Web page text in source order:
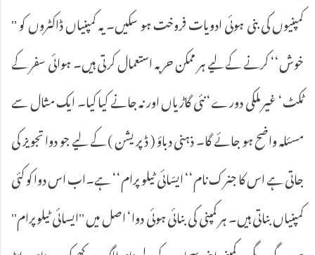
کمپنیوں کی بنی ہوئی ادویات فروخت ہو سکیں۔ یہ کمپنیاں ڈاکٹروں کو ''
خوش‘‘ کرنے کے لیے ہر ممکن حربہ استعمال کرتی ہیں۔ ہوائی سفر کے
ٹکٹ‘ غیر ملکی دورے‘ نئی گاڑیاں اور نہ جانے کیا کیا۔ ایک مثال سے
مسئلہ واضح ہو جائے گا۔ ذہنی دباؤ ( ڈپریشن ) کے لیے جو دوا تجویز کی
جاتی ہے اس کا جنرک نام‘‘ ایسّائی ٹیلو پرام‘‘ ہے۔اب اس دوا کو کئی
کمپنیاں بناتی ہیں۔ ہر کمپنی کی بنائی ہوئی دوا‘ اصل میں ''ایسائی ٹیلوپرام''